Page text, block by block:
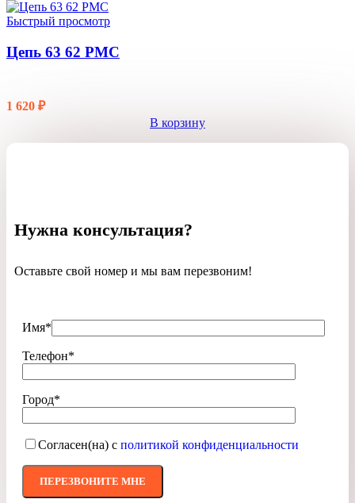
Быстрый просмотр
Цепь 63 62 PMC
1 620 ₽
В корзину
Нужна консультация?
Оставьте свой номер и мы вам перезвоним!
Имя*
Телефон*
Город*
Согласен(на) с политикой конфиденциальности